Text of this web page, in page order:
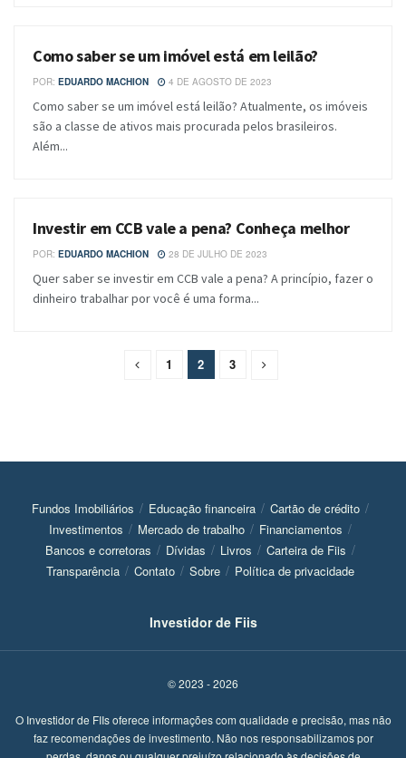
BLOG
Como saber se um imóvel está em leilão?
POR: EDUARDO MACHION 4 DE AGOSTO DE 2023
Como saber se um imóvel está leilão? Atualmente, os imóveis
são a classe de ativos mais procurada pelos brasileiros.
Além...
BLOG
Investir em CCB vale a pena? Conheça melhor
POR: EDUARDO MACHION 28 DE JULHO DE 2023
Quer saber se investir em CCB vale a pena? A princípio, fazer o
dinheiro trabalhar por você é uma forma...
1 2 3
Fundos Imobiliários Educação financeira
Cartão de crédito
Investimentos
Mercado de trabalho
Financiamentos
Bancos e corretoras
Dívidas Livros
Carteira de Fiis
Transparência
Contato Sobre Política de privacidade
Investidor de Fiis
© 2023 - 2026
O Investidor de FIIs oferece informações com qualidade e precisão, mas não
faz recomendações de investimento. Não nos responsabilizamos por